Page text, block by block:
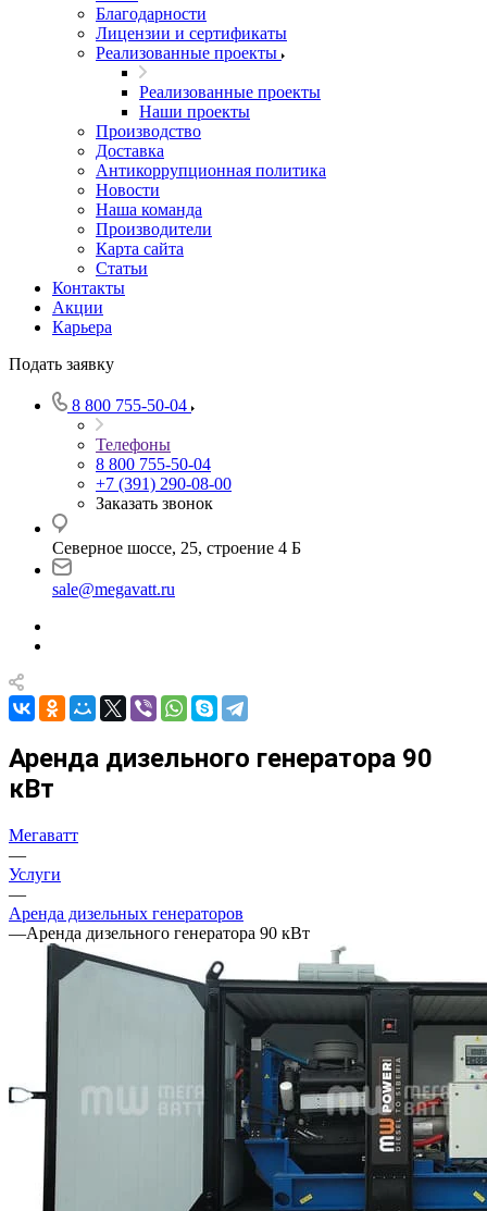
Благодарности
Лицензии и сертификаты
Реализованные проекты
Реализованные проекты
Наши проекты
Производство
Доставка
Антикоррупционная политика
Новости
Наша команда
Производители
Карта сайта
Статьи
Контакты
Акции
Карьера
Подать заявку
8 800 755-50-04
Телефоны
8 800 755-50-04
+7 (391) 290-08-00
Заказать звонок
Северное шоссе, 25, строение 4 Б
sale@megavatt.ru
Аренда дизельного генератора 90
кВт
Мегаватт
—
Услуги
—
Аренда дизельных генераторов
—Аренда дизельного генератора 90 кВт